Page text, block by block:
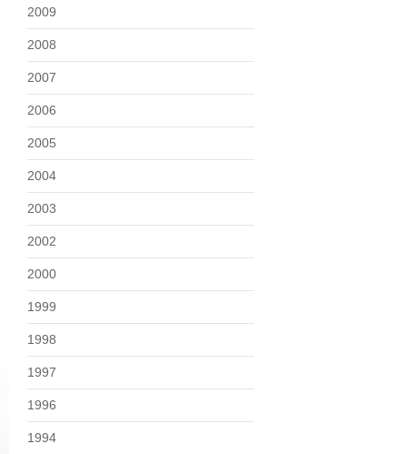
2009
2008
2007
2006
2005
2004
2003
2002
2000
1999
1998
1997
1996
1994